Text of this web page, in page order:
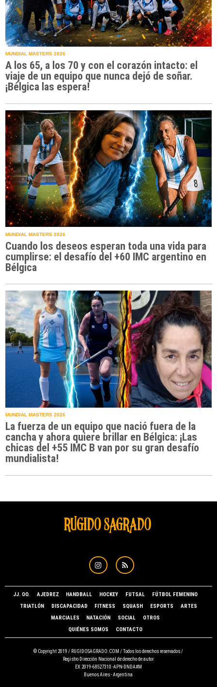
MUNDIAL MASTERS 2026
A los 65, a los 70 y con el corazón intacto: el
viaje de un equipo que nunca dejó de soñar.
¡Bélgica las espera!
MUNDIAL MASTERS 2026
Cuando los deseos esperan toda una vida para
cumplirse: el desafío del +60 IMC argentino en
Bélgica
MUNDIAL MASTERS 2026
La fuerza de un equipo que nació fuera de la
cancha y ahora quiere brillar en Bélgica: ¡Las
chicas del +55 IMC B van por su gran desafío
mundialista!
JJ. OO. AJEDREZ HANDBALL HOCKEY FUTSAL
FÚTBOL FEMENINO
TRIATLÓN
DISCAPACIDAD FITNESS SQUASH ESPORTS
ARTES
MARCIALES
NATACIÓN SOCIAL
OTROS
QUIÉNES SOMOS
CONTACTO
© Copyright 2019 / RUGIDOSAGRADO.COM / Todos los derechos reservados /
Registro Dirección Nacional de derecho de autor
EX 2019-68527310 -APN-DNDA#M
Buenos Aires - Argentina